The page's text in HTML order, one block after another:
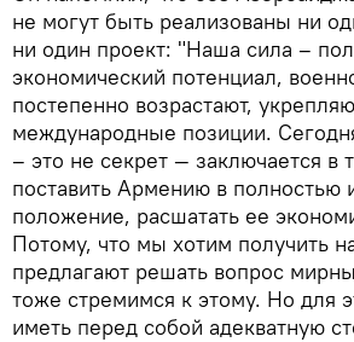
не могут быть реализованы ни
ни один проект: "Наша сила –
экономический потенциал,
постепенно возрастают,
международные позиции.
– это не секрет — заключается в
поставить Армению в полностью
положение, расшатать ее
Потому, что мы хотим получить
предлагают решать вопрос
тоже стремимся к этому. Но для
иметь перед собой адекватную